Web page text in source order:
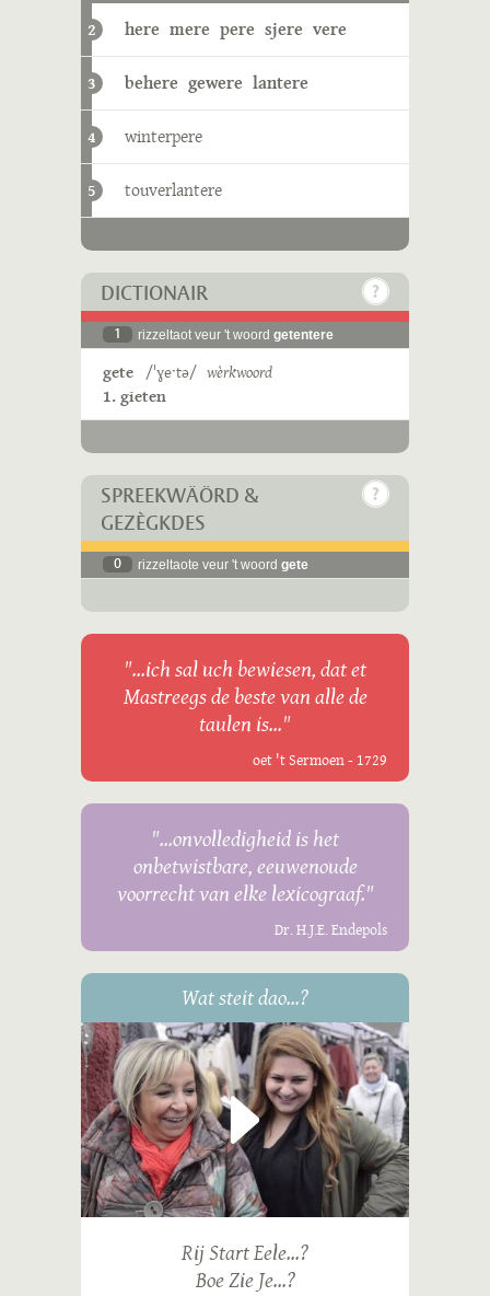
2 here mere pere sjere vere
3 behere gewere lantere
4 winterpere
5 touverlantere
DICTIONAIR
1 rizzeltaot veur 't woord getentere
gete /ˈɣeˑtə/ wèrkwoord
1. gieten
SPREEKWÄÖRD &
GEZÈGKDES
0 rizzeltaote veur 't woord gete
"...ich sal uch bewiesen, dat et
Mastreegs de beste van alle de
taulen is..."
oet 't Sermoen - 1729
"...onvolledigheid is het
onbetwistbare, eeuwenoude
voorrecht van elke lexicograaf."
Dr. H.J.E. Endepols
Wat steit dao...?
Rij Start Eele...?
Boe Zie Je...?